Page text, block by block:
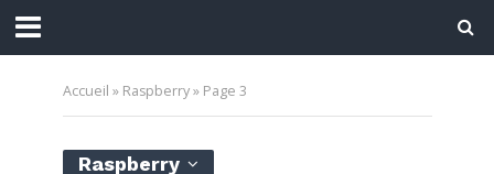
Accueil » Raspberry» Page 3
Raspberry